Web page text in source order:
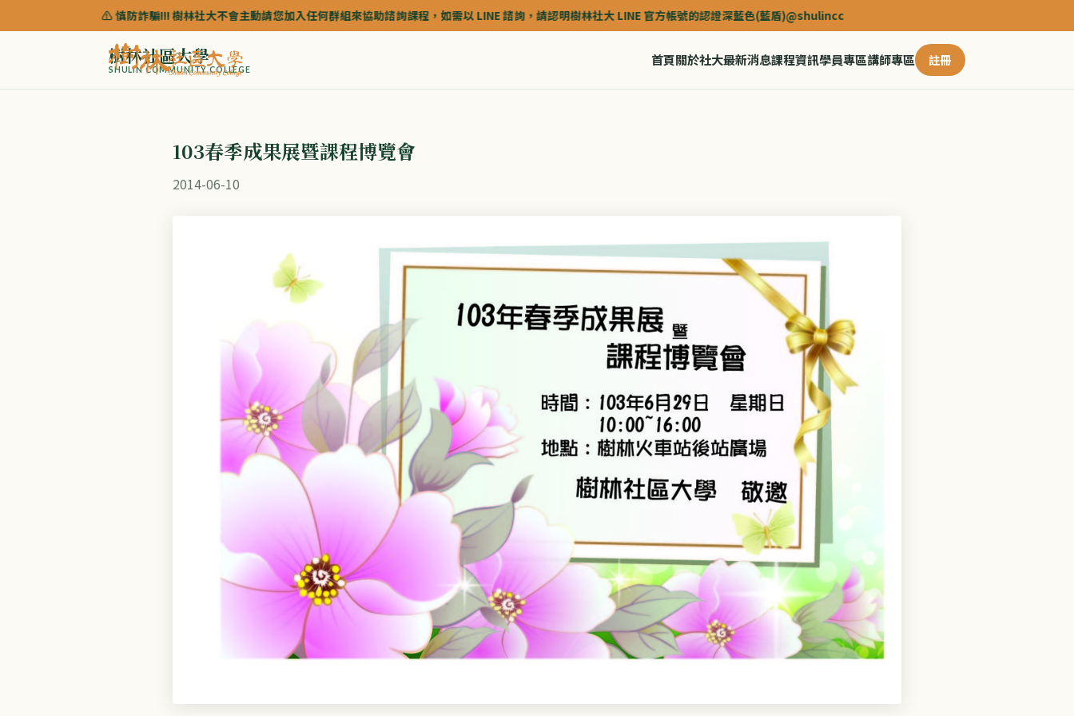
⚠️ 慎防詐騙!!! 樹林社大不會主動請您加入任何群組來協助諮詢課程，如需以 LINE 諮詢，請認明樹林社大 LINE 官方帳號的認證深藍色(藍盾)@shulincc
樹林社區大學
SHULIN COMMUNITY COLLEGE
首頁關於社大最新消息課程資訊學員專區講師專區 註冊
103春季成果展暨課程博覽會
2014-06-10